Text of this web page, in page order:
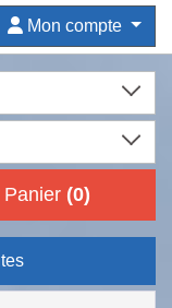
Mon compte
Panier (0)